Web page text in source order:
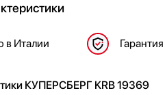
в Италии Гарантия
КУПЕРСБЕРГ KRB 19369